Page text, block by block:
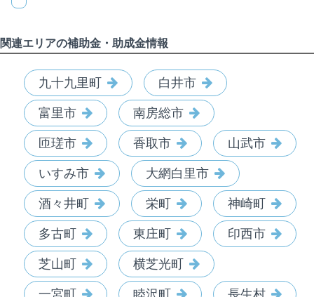
関連エリアの補助金・助成金情報
九十九里町 白井市
富里市 南房総市
匝瑳市 香取市 山武市
いすみ市 大網白里市
酒々井町 栄町 神崎町
多古町 東庄町 印西市
芝山町 横芝光町
一宮町 睦沢町 長生村